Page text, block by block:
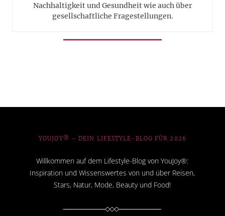
Nachhaltigkeit und Gesundheit wie auch über
gesellschaftliche Fragestellungen.
YOUJOY® – DEIN LIFESTYLE-BLOG FÜR 2026
Willkommen auf dem Lifestyle-Blog von YouJoy®:
Inspiration und Wissenswertes von und über Reisen,
Stars, Natur, Mode, Beauty und Food!